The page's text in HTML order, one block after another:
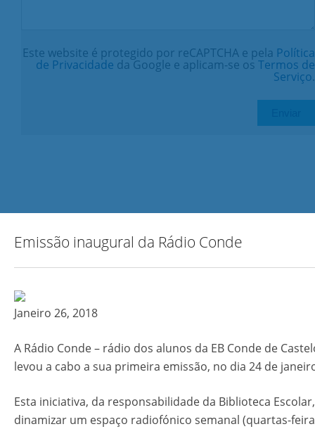
Este website é protegido por reCAPTCHA e pela Política
de Privacidade da Google e aplicam-se os Termos de
Serviço.
Emissão inaugural da Rádio Conde
Janeiro 26, 2018
A Rádio Conde – rádio dos alunos da EB Conde de
levou a cabo a sua primeira emissão, no dia 24 de
Esta iniciativa, da responsabilidade da Biblioteca
dinamizar um espaço radiofónico semanal (quartas-